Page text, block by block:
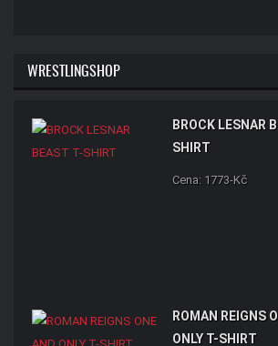
WRESTLINGSHOP
BROCK LESNAR
SHIRT
Cena: 1773-Kč
ROMAN REIGNS
ONLY T-SHIRT